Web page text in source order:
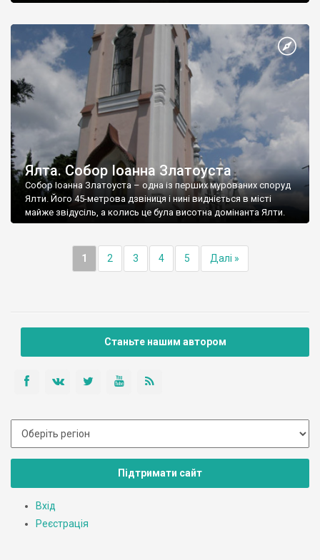
Ялта. Собор Іоанна Златоуста
Собор Іоанна Златоуста – одна із перших мурованих споруд
Ялти. Його 45-метрова дзвіниця і нині видніється в місті
майже звідусіль, а колись це була висотна домінанта Ялти.
1 2 3 4 5 Далі »
Станьте нашим автором
Підтримати сайт
Вхід
Реєстрація